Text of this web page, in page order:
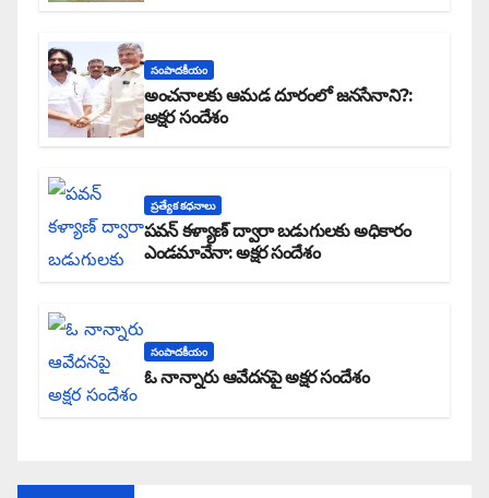
సంపాదకీయం
అంచనాలకు ఆమడ దూరంలో జనసేనాని?:
అక్షర సందేశం
ప్రత్యేక కధనాలు
పవన్ కళ్యాణ్ ద్వారా బడుగులకు అధికారం
ఎండమావేనా: అక్షర సందేశం
సంపాదకీయం
ఓ నాన్నారు ఆవేదనపై అక్షర సందేశం